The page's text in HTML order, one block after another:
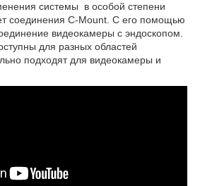
системы в особой степени
соединения C-Mount. С его помощью
видеокамеры с эндоскопом.
для разных областей
подходят для видеокамеры и